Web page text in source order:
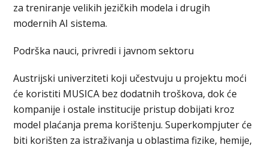
za treniranje velikih jezičkih modela i drugih
modernih AI sistema.
Podrška nauci, privredi i javnom sektoru
Austrijski univerziteti koji učestvuju u projektu moći
će koristiti MUSICA bez dodatnih troškova, dok će
kompanije i ostale institucije pristup dobijati kroz
model plaćanja prema korištenju. Superkompjuter će
biti korišten za istraživanja u oblastima fizike, hemije,